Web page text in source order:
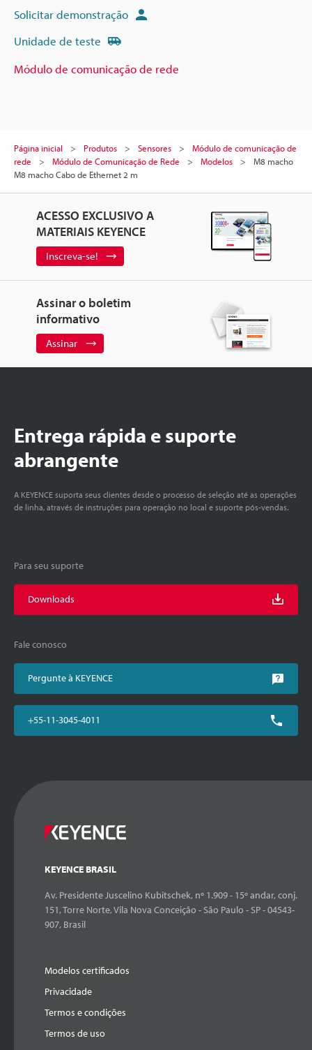
Solicitar demonstração
Unidade de teste
Módulo de comunicação de rede
Página inicial Produtos Sensores
Módulo de comunicação de
rede
Módulo de Comunicação de Rede Modelos
M8 macho
M8 macho Cabo de Ethernet 2 m
ACESSO EXCLUSIVO A
MATERIAIS KEYENCE
Inscreva-se!
Assinar o boletim
informativo
Assinar
Entrega rápida e suporte
abrangente
A KEYENCE suporta seus clientes desde o processo de seleção até as operações
de linha, através de instruções para operação no local e suporte pós-vendas.
Para seu suporte
Downloads
Fale conosco
Pergunte à KEYENCE
+55-11-3045-4011
KEYENCE BRASIL
Av. Presidente Juscelino Kubitschek, nº 1.909 - 15º andar, conj.
151, Torre Norte, Vila Nova Conceição - São Paulo - SP - 04543-
907, Brasil
Modelos certificados
Privacidade
Termos e condições
Termos de uso